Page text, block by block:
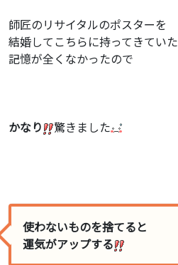
師匠のリサイタルのポスターを
結婚してこちらに持ってきていた
記憶が全くなかったので
かなり 驚きました
使わないものを捨てると
運気がアップする